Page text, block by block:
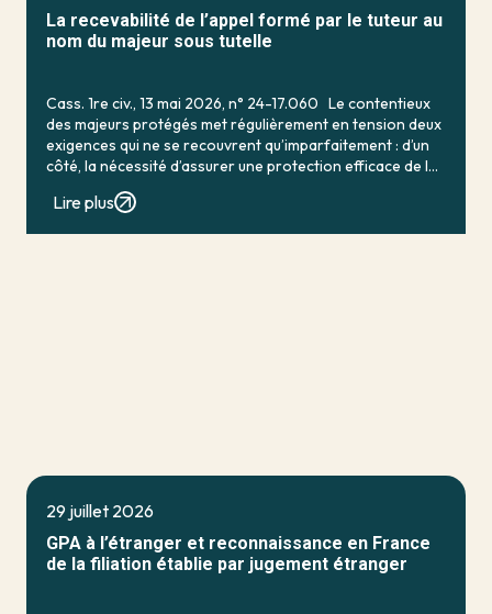
La recevabilité de l’appel formé par le tuteur au
nom du majeur sous tutelle
Cass. 1re civ., 13 mai 2026, n° 24-17.060 Le contentieux
des majeurs protégés met régulièrement en tension deux
exigences qui ne se recouvrent qu’imparfaitement : d’un
côté, la nécessité d’assurer une protection efficace de la
Lire plus
29 juillet 2026
GPA à l’étranger et reconnaissance en France
de la filiation établie par jugement étranger